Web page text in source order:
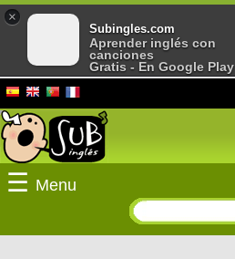
☰ Menu
×
Subingles.com
Aprender inglés con
canciones
Gratis - En Google Play